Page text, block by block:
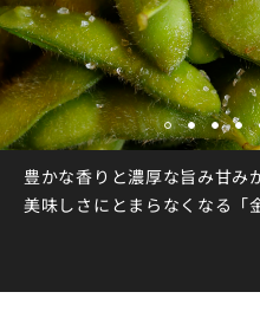
豊かな香りと濃厚な旨み甘み
美味しさにとまらなくなる「